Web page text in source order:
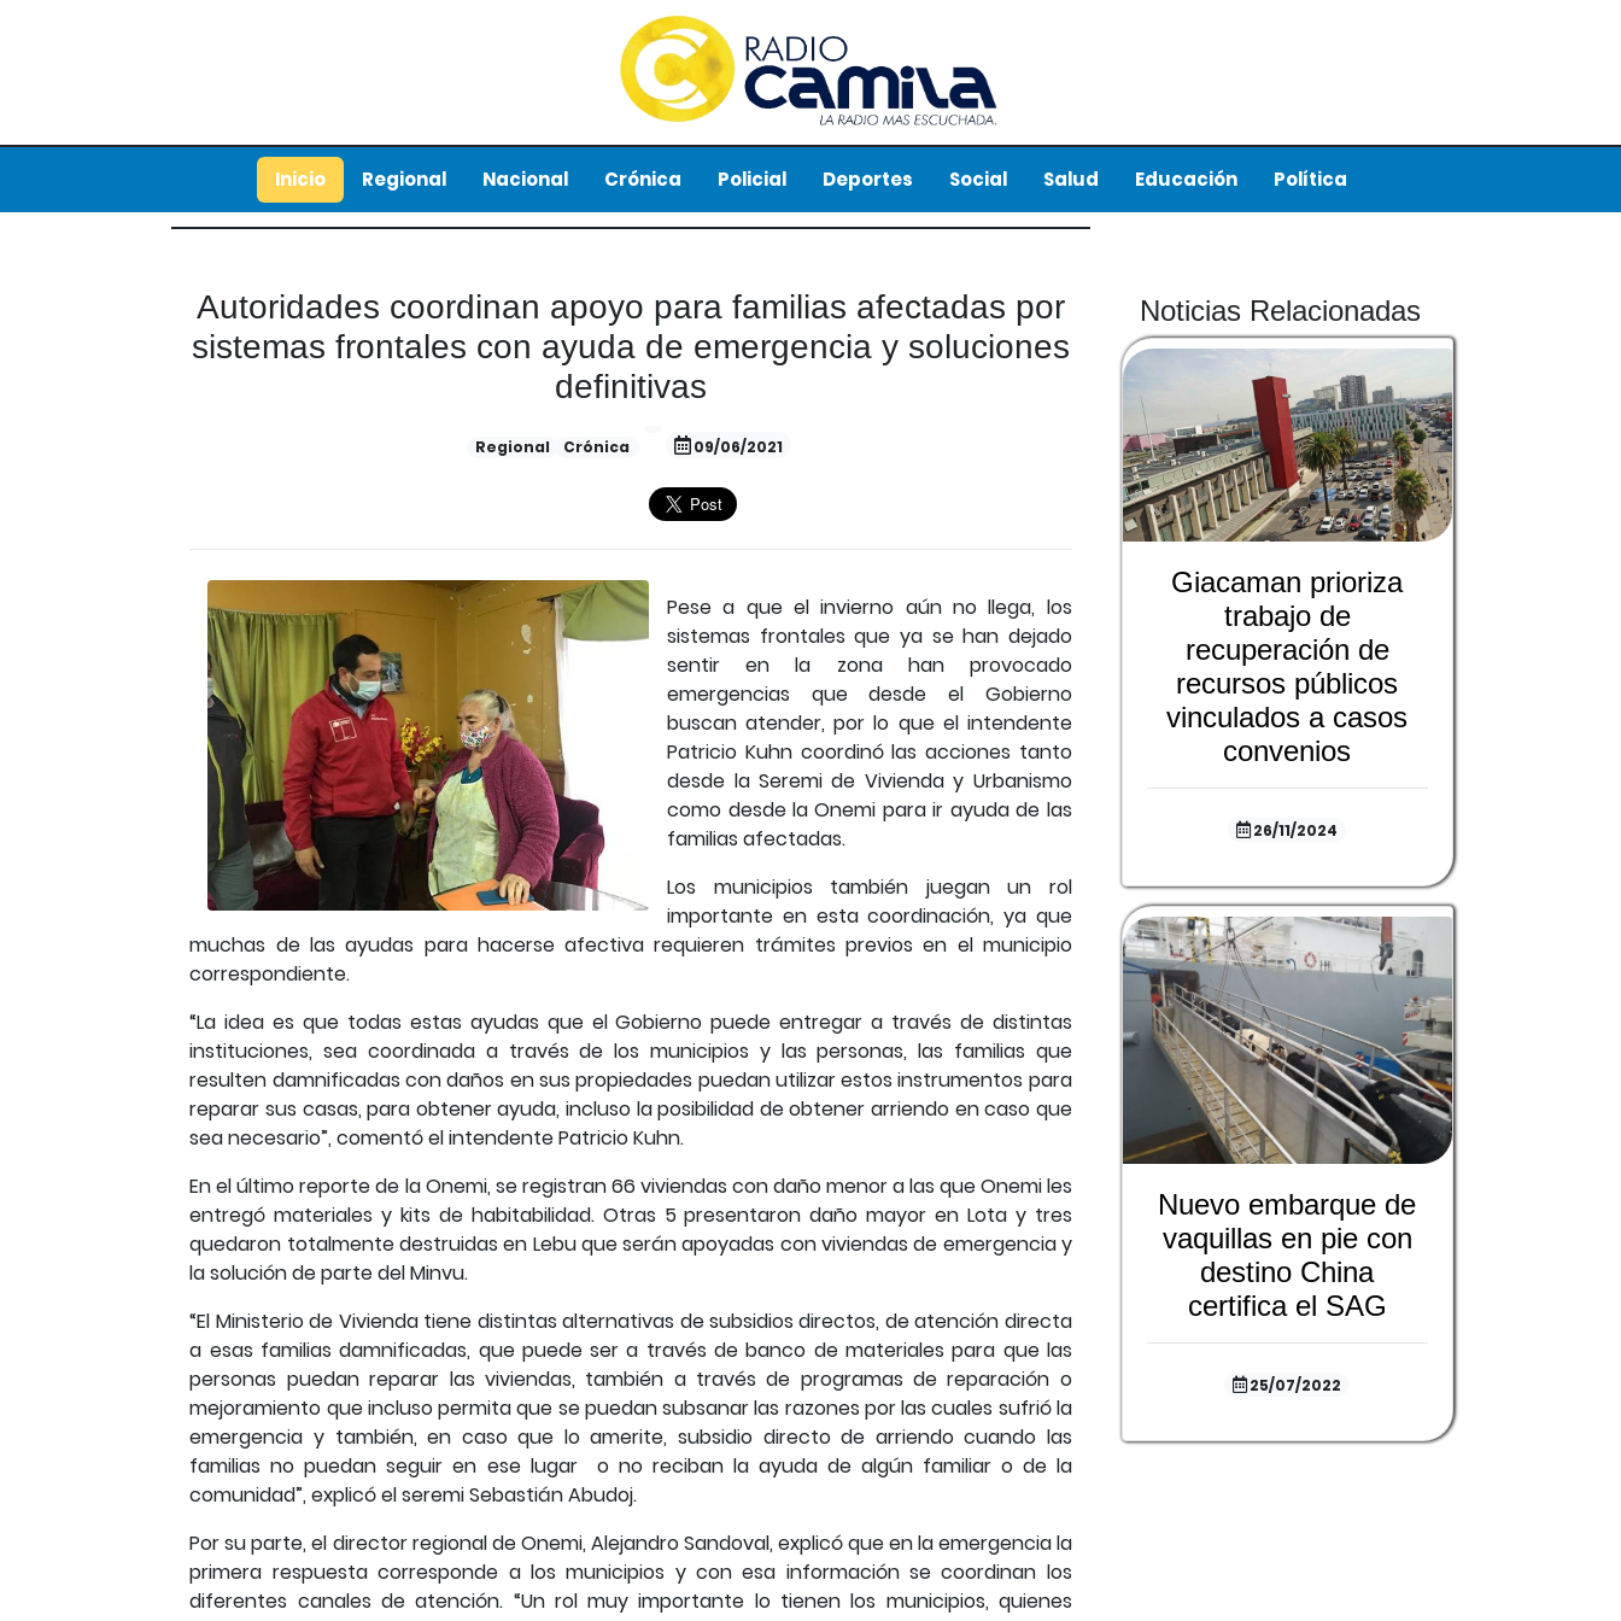
Inicio Regional Nacional Crónica Policial Deportes Social Salud Educación Política
Autoridades coordinan apoyo para familias afectadas por
sistemas frontales con ayuda de emergencia y soluciones
definitivas
Regional Crónica 09/06/2021
Pese a que el invierno aún no llega, los
sistemas frontales que ya se han dejado
sentir en la zona han provocado
emergencias que desde el Gobierno
buscan atender, por lo que el intendente
Patricio Kuhn coordinó las acciones tanto
desde la Seremi de Vivienda y Urbanismo
como desde la Onemi para ir ayuda de las
familias afectadas.
Los municipios también juegan un rol
importante en esta coordinación, ya que
muchas de las ayudas para hacerse afectiva requieren trámites previos en el municipio
correspondiente.
“La idea es que todas estas ayudas que el Gobierno puede entregar a través de distintas
instituciones, sea coordinada a través de los municipios y las personas, las familias que
resulten damnificadas con daños en sus propiedades puedan utilizar estos instrumentos para
reparar sus casas, para obtener ayuda, incluso la posibilidad de obtener arriendo en caso que
sea necesario”, comentó el intendente Patricio Kuhn.
En el último reporte de la Onemi, se registran 66 viviendas con daño menor a las que Onemi les
entregó materiales y kits de habitabilidad. Otras 5 presentaron daño mayor en Lota y tres
quedaron totalmente destruidas en Lebu que serán apoyadas con viviendas de emergencia y
la solución de parte del Minvu.
“El Ministerio de Vivienda tiene distintas alternativas de subsidios directos, de atención directa
a esas familias damnificadas, que puede ser a través de banco de materiales para que las
personas puedan reparar las viviendas, también a través de programas de reparación o
mejoramiento que incluso permita que se puedan subsanar las razones por las cuales sufrió la
emergencia y también, en caso que lo amerite, subsidio directo de arriendo cuando las
familias no puedan seguir en ese lugar o no reciban la ayuda de algún familiar o de la
comunidad”, explicó el seremi Sebastián Abudoj.
Por su parte, el director regional de Onemi, Alejandro Sandoval, explicó que en la emergencia la
primera respuesta corresponde a los municipios y con esa información se coordinan los
diferentes canales de atención. “Un rol muy importante lo tienen los municipios, quienes
Noticias Relacionadas
Giacaman prioriza
trabajo de
recuperación de
recursos públicos
vinculados a casos
convenios
26/11/2024
Nuevo embarque de
vaquillas en pie con
destino China
certifica el SAG
25/07/2022